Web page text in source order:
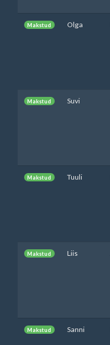
Makstud Olga
Makstud Suvi
Makstud Tuuli
Makstud Liis
Makstud Sanni